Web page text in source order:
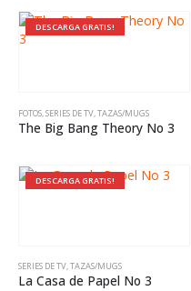
DESCARGA GRATIS!
FOTOS SERIES DE TV TAZAS/MUGS
The Big Bang Theory No 3
DESCARGA GRATIS!
SERIES DE TV,TAZAS/MUGS
La Casa de Papel No 3